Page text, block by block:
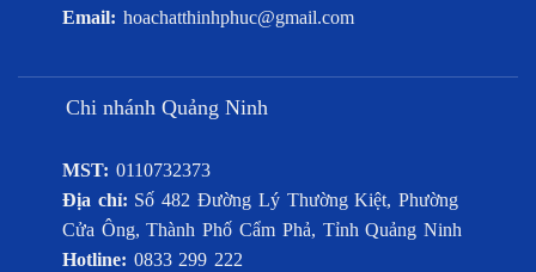
Email: hoachatthinhphuc@gmail.com
Chi nhánh Quảng Ninh
MST: 0110732373
Địa chỉ: Số 482 Đường Lý Thường Kiệt, Phường
Cửa Ông, Thành Phố Cẩm Phả, Tỉnh Quảng Ninh
Hotline: 0833 299 222